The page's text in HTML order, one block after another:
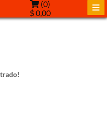
(0)
$ 0,00